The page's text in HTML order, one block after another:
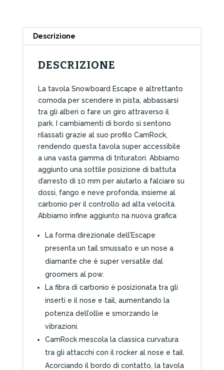
Descrizione
DESCRIZIONE
La tavola Snowboard Escape è altrettanto
comoda per scendere in pista, abbassarsi
tra gli alberi o fare un giro attraverso il
park. I cambiamenti di bordo si sentono
rilassati grazie al suo profilo CamRock,
rendendo questa tavola super accessibile
a una vasta gamma di trituratori. Abbiamo
aggiunto una sottile posizione di battuta
d’arresto di 10 mm per aiutarlo a falciare su
dossi, fango e neve profonda, insieme al
carbonio per il controllo ad alta velocità.
Abbiamo infine aggiunto na nuova grafica
La forma direzionale dell’Escape
presenta un tail smussato e un nose a
diamante che è super versatile dal
groomers al pow.
La fibra di carbonio è posizionata tra gli
inserti e il nose e tail, aumentando la
potenza dell’ollie e smorzando le
vibrazioni.
CamRock mescola la classica curvatura
tra gli attacchi con il rocker al nose e tail.
Acorciando il bordo di contatto, la tavola